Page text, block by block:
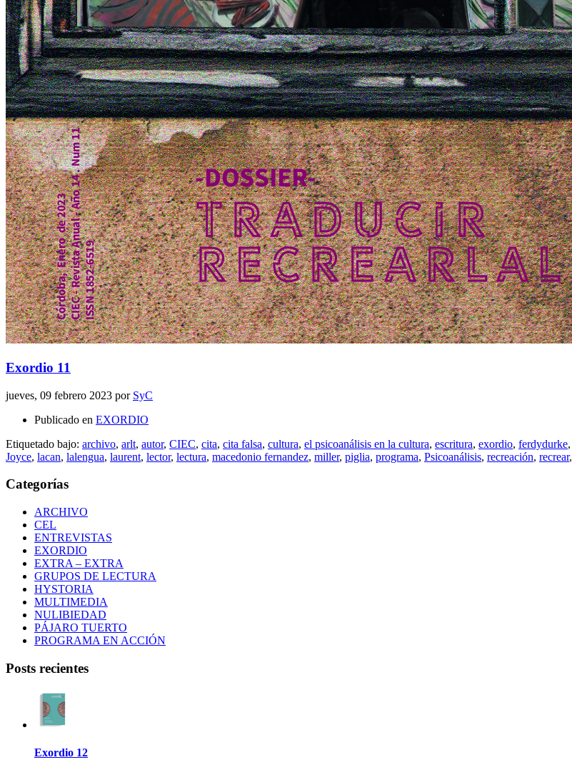
Exordio 11
jueves, 09 febrero 2023 por SyC
Publicado en EXORDIO
Etiquetado bajo: archivo, arlt, autor, CIEC, cita, cita falsa, cultura, el psicoanálisis en la cultura, escritura, exordio, ferdydurke,
Joyce, lacan, lalengua, laurent, lector, lectura, macedonio fernandez, miller, piglia, programa, Psicoanálisis, recreación, recrear,
Categorías
ARCHIVO
CEL
ENTREVISTAS
EXORDIO
EXTRA – EXTRA
GRUPOS DE LECTURA
HYSTORIA
MULTIMEDIA
NULIBIEDAD
PÁJARO TUERTO
PROGRAMA EN ACCIÓN
Posts recientes
Exordio 12